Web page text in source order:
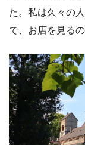
た。私は久々の
で、お店を見る